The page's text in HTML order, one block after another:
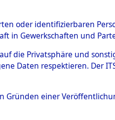
Gardelege
(84603776)
oder identifizierbaren
in Gewerkschaften und
die Privatsphäre und
Daten respektieren. Der
Gründen einer